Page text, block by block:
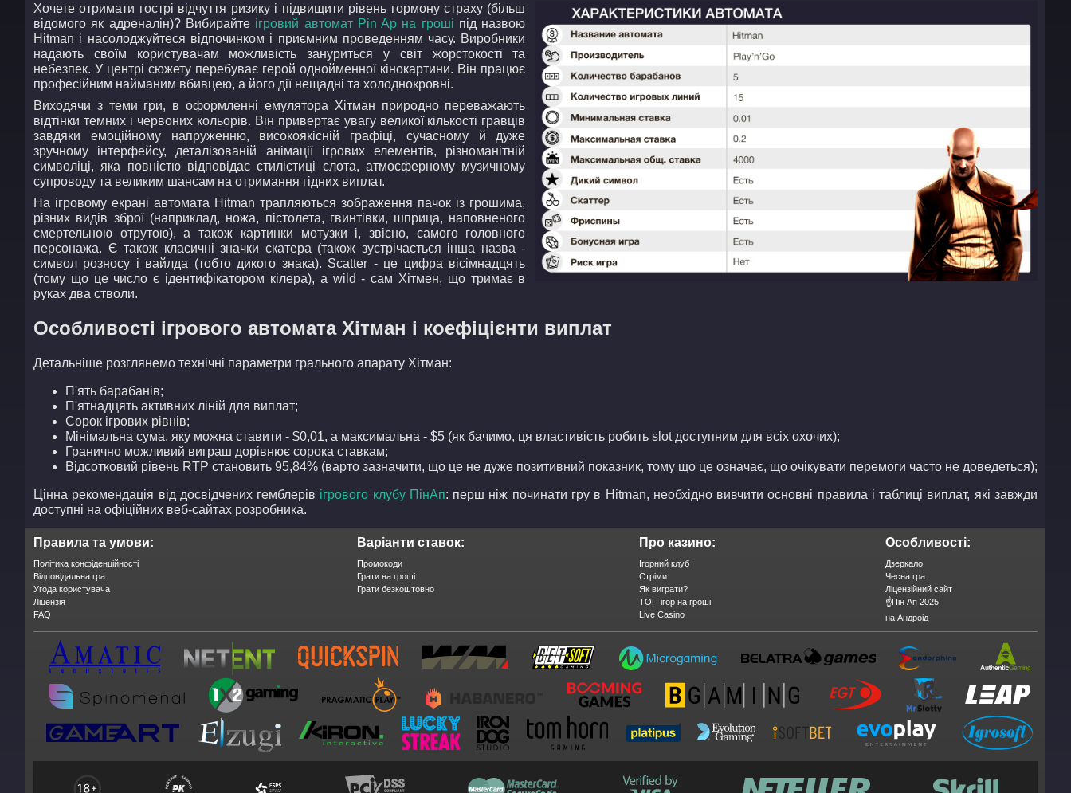
Хочете отримати гострі відчуття ризику і підвищити рівень гормону страху (більш
відомого як адреналін)? Вибирайте ігровий автомат Pin Ap на гроші під назвою
Hitman і насолоджуйтеся відпочинком і приємним проведенням часу. Виробники
надають своїм користувачам можливість зануриться у світ жорстокості та
небезпек. У центрі сюжету перебуває герой однойменної кінокартини. Він працює
професійним найманим вбивцею, а його дії нещадні та холоднокровні.
Виходячи з теми гри, в оформленні емулятора Хітман природно переважають
відтінки темних і червоних кольорів. Він привертає увагу великої кількості гравців
завдяки емоційному напруженню, високоякісній графіці, сучасному й дуже
зручному інтерфейсу, деталізованій анімації ігрових елементів, різноманітній
символіці, яка повністю відповідає стилістиці слота, атмосферному музичному
супроводу та великим шансам на отримання гідних виплат.
На ігровому екрані автомата Hitman трапляються зображення пачок із грошима,
різних видів зброї (наприклад, ножа, пістолета, гвинтівки, шприца, наповненого
смертельною отрутою), а також картинки мотузки і, звісно, самого головного
персонажа. Є також класичні значки скатера (також зустрічається інша назва -
символ розносу і вайлда (тобто дикого знака). Scatter - це цифра вісімнадцять
(тому що це число є ідентифікатором кілера), а wild - сам Хітмен, що тримає в
руках два стволи.
Особливості ігрового автомата Хітман і коефіцієнти виплат
Детальніше розглянемо технічні параметри грального апарату Хітман:
П'ять барабанів;
П'ятнадцять активних ліній для виплат;
Сорок ігрових рівнів;
Мінімальна сума, яку можна ставити - $0,01, а максимальна - $5 (як бачимо, ця властивість робить slot доступним для всіх охочих);
Гранично можливий виграш дорівнює сорока ставкам;
Відсотковий рівень RTP становить 95,84% (варто зазначити, що це не дуже позитивний показник, тому що це означає, що очікувати перемоги часто не доведеться);
Цінна рекомендація від досвідчених гемблерів ігрового клубу ПінАп: перш ніж починати гру в Hitman, необхідно вивчити основні правила і таблиці виплат, які завжди
доступні на офіційних веб-сайтах розробника.
Правила та умови:
Політика конфіденційності
Відповідальна гра
Угода користувача
Ліцензія
FAQ
Варіанти ставок:
Промокоди
Грати на гроші
Грати безкоштовно
Про казино:
Ігорний клуб
Стріми
Як виграти?
ТОП ігор на гроші
Live Casino
Особливості:
Дзеркало
Чесна гра
Ліцензійний сайт
☝️Пін Ап 2025
на Андроід